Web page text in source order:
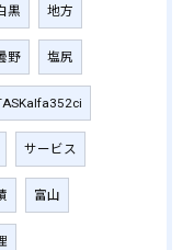
黒 地方
野 塩尻
サービス
富山